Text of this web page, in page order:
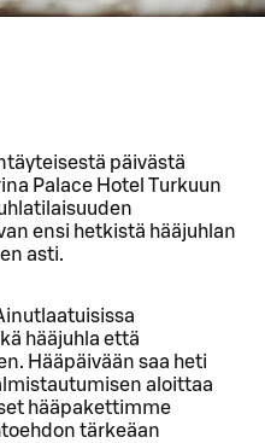
päivästä
Palace Hotel Turkuun
ensi hetkistä hääjuhlan
asti.
hääjuhla että
Hääpäivään saa heti
aloittaa
hääpakettimme
tärkeäan